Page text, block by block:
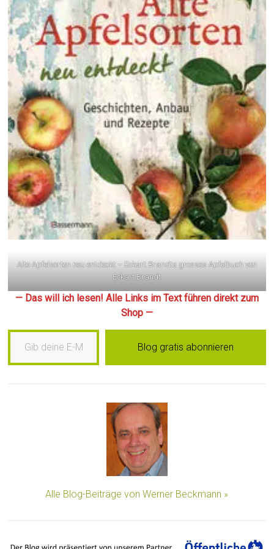
Alte Apfelsorten neu entdeckt – Eckart Brandts grosses Apfelbuch von
Eckart Brandt
— Das will ich lesen! Alle Links im Text führen direkt zum
Shop —
Gib deine E-Mail-Adresse ein …
Blog gratis abonnieren
Alle Blog-Beiträge von Werner Beckmann »